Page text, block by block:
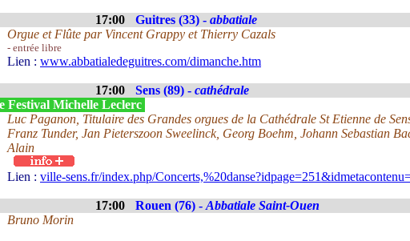
17:00 Guitres (33) - abbatiale
Orgue et Flûte par Vincent Grappy et Thierry Cazals
- entrée libre
Lien : www.abbatialedeguitres.com/dimanche.htm
17:00 Sens (89) - cathédrale
Festival Michelle Leclerc
Luc Paganon, Titulaire des Grandes orgues de la Cathédrale St Etienne de
Franz Tunder, Jan Pieterszoon Sweelinck, Georg Boehm, Johann Sebastian
Alain
Lien : ville-sens.fr/index.php/
17:00 Rouen (76) - Abbatiale Saint-Ouen
Bruno Morin